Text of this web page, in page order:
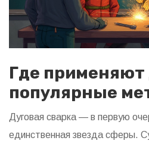
Где применяют
популярные
Дуговая сварка — в первую
единственная звезда сферы.